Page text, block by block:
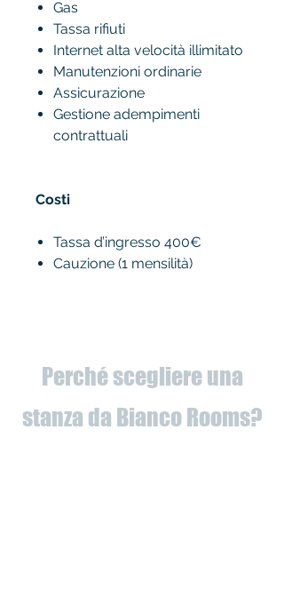
Gas
Tassa rifiuti
Internet alta velocità illimitato
Manutenzioni ordinarie
Assicurazione
Gestione adempimenti
contrattuali
Costi
Tassa d’ingresso 400€
Cauzione (1 mensilità)
Perché scegliere una
stanza da Bianco Rooms?